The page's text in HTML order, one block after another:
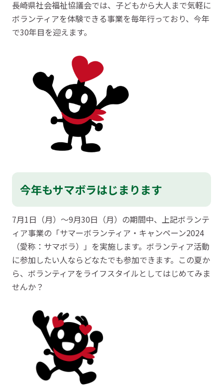
長崎県社会福祉協議会では、子どもから大人まで気軽に
ボランティアを体験できる事業を毎年行っており、今年
で30年目を迎えます。
今年もサマボラはじまります
7月1日（月）～9月30日（月）の期間中、上記ボランテ
ィア事業の「サマーボランティア・キャンペーン2024
（愛称：サマボラ）」を実施します。ボランティア活動
に参加したい人ならどなたでも参加できます。この夏か
ら、ボランティアをライフスタイルとしてはじめてみま
せんか？